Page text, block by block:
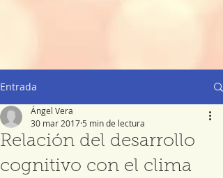
Entrada
Relación del desarrollo
cognitivo con el clima
Ángel Vera
30 mar 2017 5 min de lectura